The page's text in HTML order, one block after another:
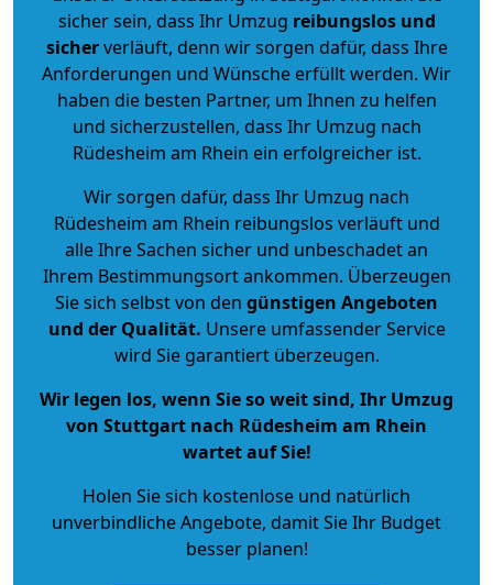
sicher sein, dass Ihr Umzug reibungslos und
sicherverläuft, denn wir sorgen dafür, dass Ihre
Anforderungen und Wünsche erfüllt werden. Wir
haben die besten Partner, um Ihnen zu helfen
und sicherzustellen, dass Ihr Umzug nach
Rüdesheim am Rhein ein erfolgreicher ist.
Wir sorgen dafür, dass Ihr Umzug nach
Rüdesheim am Rhein reibungslos verläuft und
alle Ihre Sachen sicher und unbeschadet an
Ihrem Bestimmungsort ankommen. Überzeugen
Sie sich selbst von den günstigen Angeboten
und der Qualität. Unsere umfassender Service
wird Sie garantiert überzeugen.
Wir legen los, wenn Sie so weit sind, Ihr Umzug
von Stuttgart nach Rüdesheim am Rhein
wartet auf Sie!
Holen Sie sich kostenlose und natürlich
unverbindliche Angebote, damit Sie Ihr Budget
besser planen!